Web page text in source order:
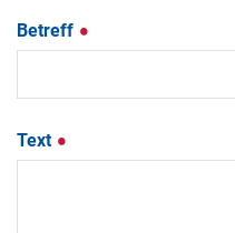
Betreff
Text